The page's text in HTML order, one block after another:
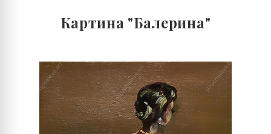
Картина "Балерина"